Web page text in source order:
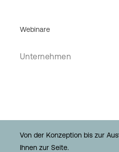
Webinare
Unternehmen
Von der Konzeption bis zur
Ihnen zur Seite.